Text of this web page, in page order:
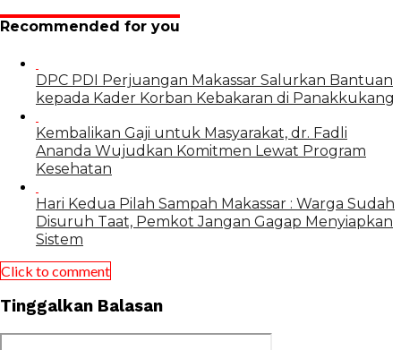
Recommended for you
DPC PDI Perjuangan Makassar Salurkan Bantuan
kepada Kader Korban Kebakaran di Panakkukang
Kembalikan Gaji untuk Masyarakat, dr. Fadli
Ananda Wujudkan Komitmen Lewat Program
Kesehatan
Hari Kedua Pilah Sampah Makassar : Warga Sudah
Disuruh Taat, Pemkot Jangan Gagap Menyiapkan
Sistem
Click to comment
Tinggalkan Balasan